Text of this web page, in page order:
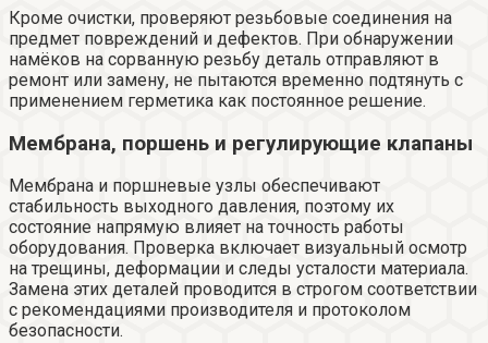
Кроме очистки, проверяют резьбовые соединения на
предмет повреждений и дефектов. При обнаружении
намёков на сорванную резьбу деталь отправляют в
ремонт или замену, не пытаются временно подтянуть с
применением герметика как постоянное решение.
Мембрана, поршень и регулирующие клапаны
Мембрана и поршневые узлы обеспечивают
стабильность выходного давления, поэтому их
состояние напрямую влияет на точность работы
оборудования. Проверка включает визуальный осмотр
на трещины, деформации и следы усталости материала.
Замена этих деталей проводится в строгом соответствии
с рекомендациями производителя и протоколом
безопасности.